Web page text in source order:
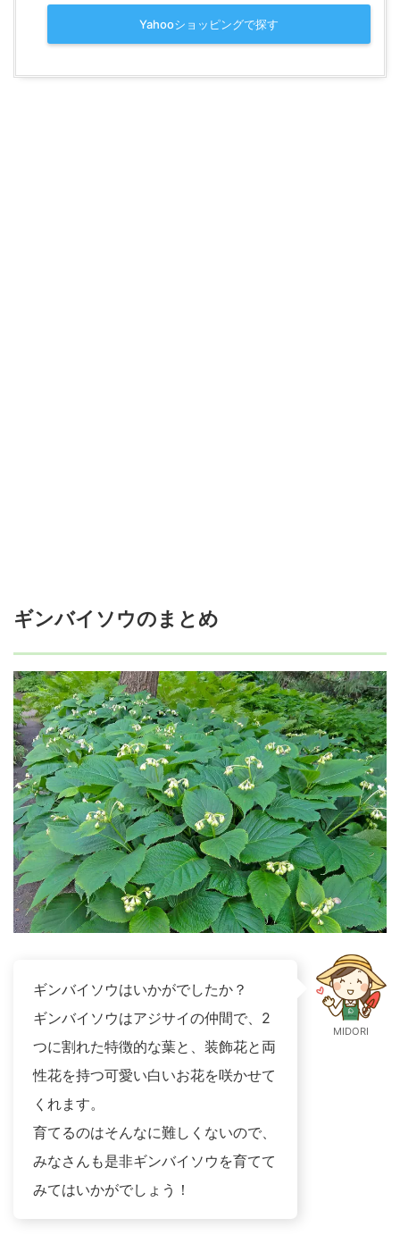
Yahooショッピングで探す
ギンバイソウのまとめ
ギンバイソウはいかがでしたか？
ギンバイソウはアジサイの仲間で、2
つに割れた特徴的な葉と、装飾花と両
性花を持つ可愛い白いお花を咲かせて
くれます。
育てるのはそんなに難しくないので、
みなさんも是非ギンバイソウを育てて
みてはいかがでしょう！
MIDORI